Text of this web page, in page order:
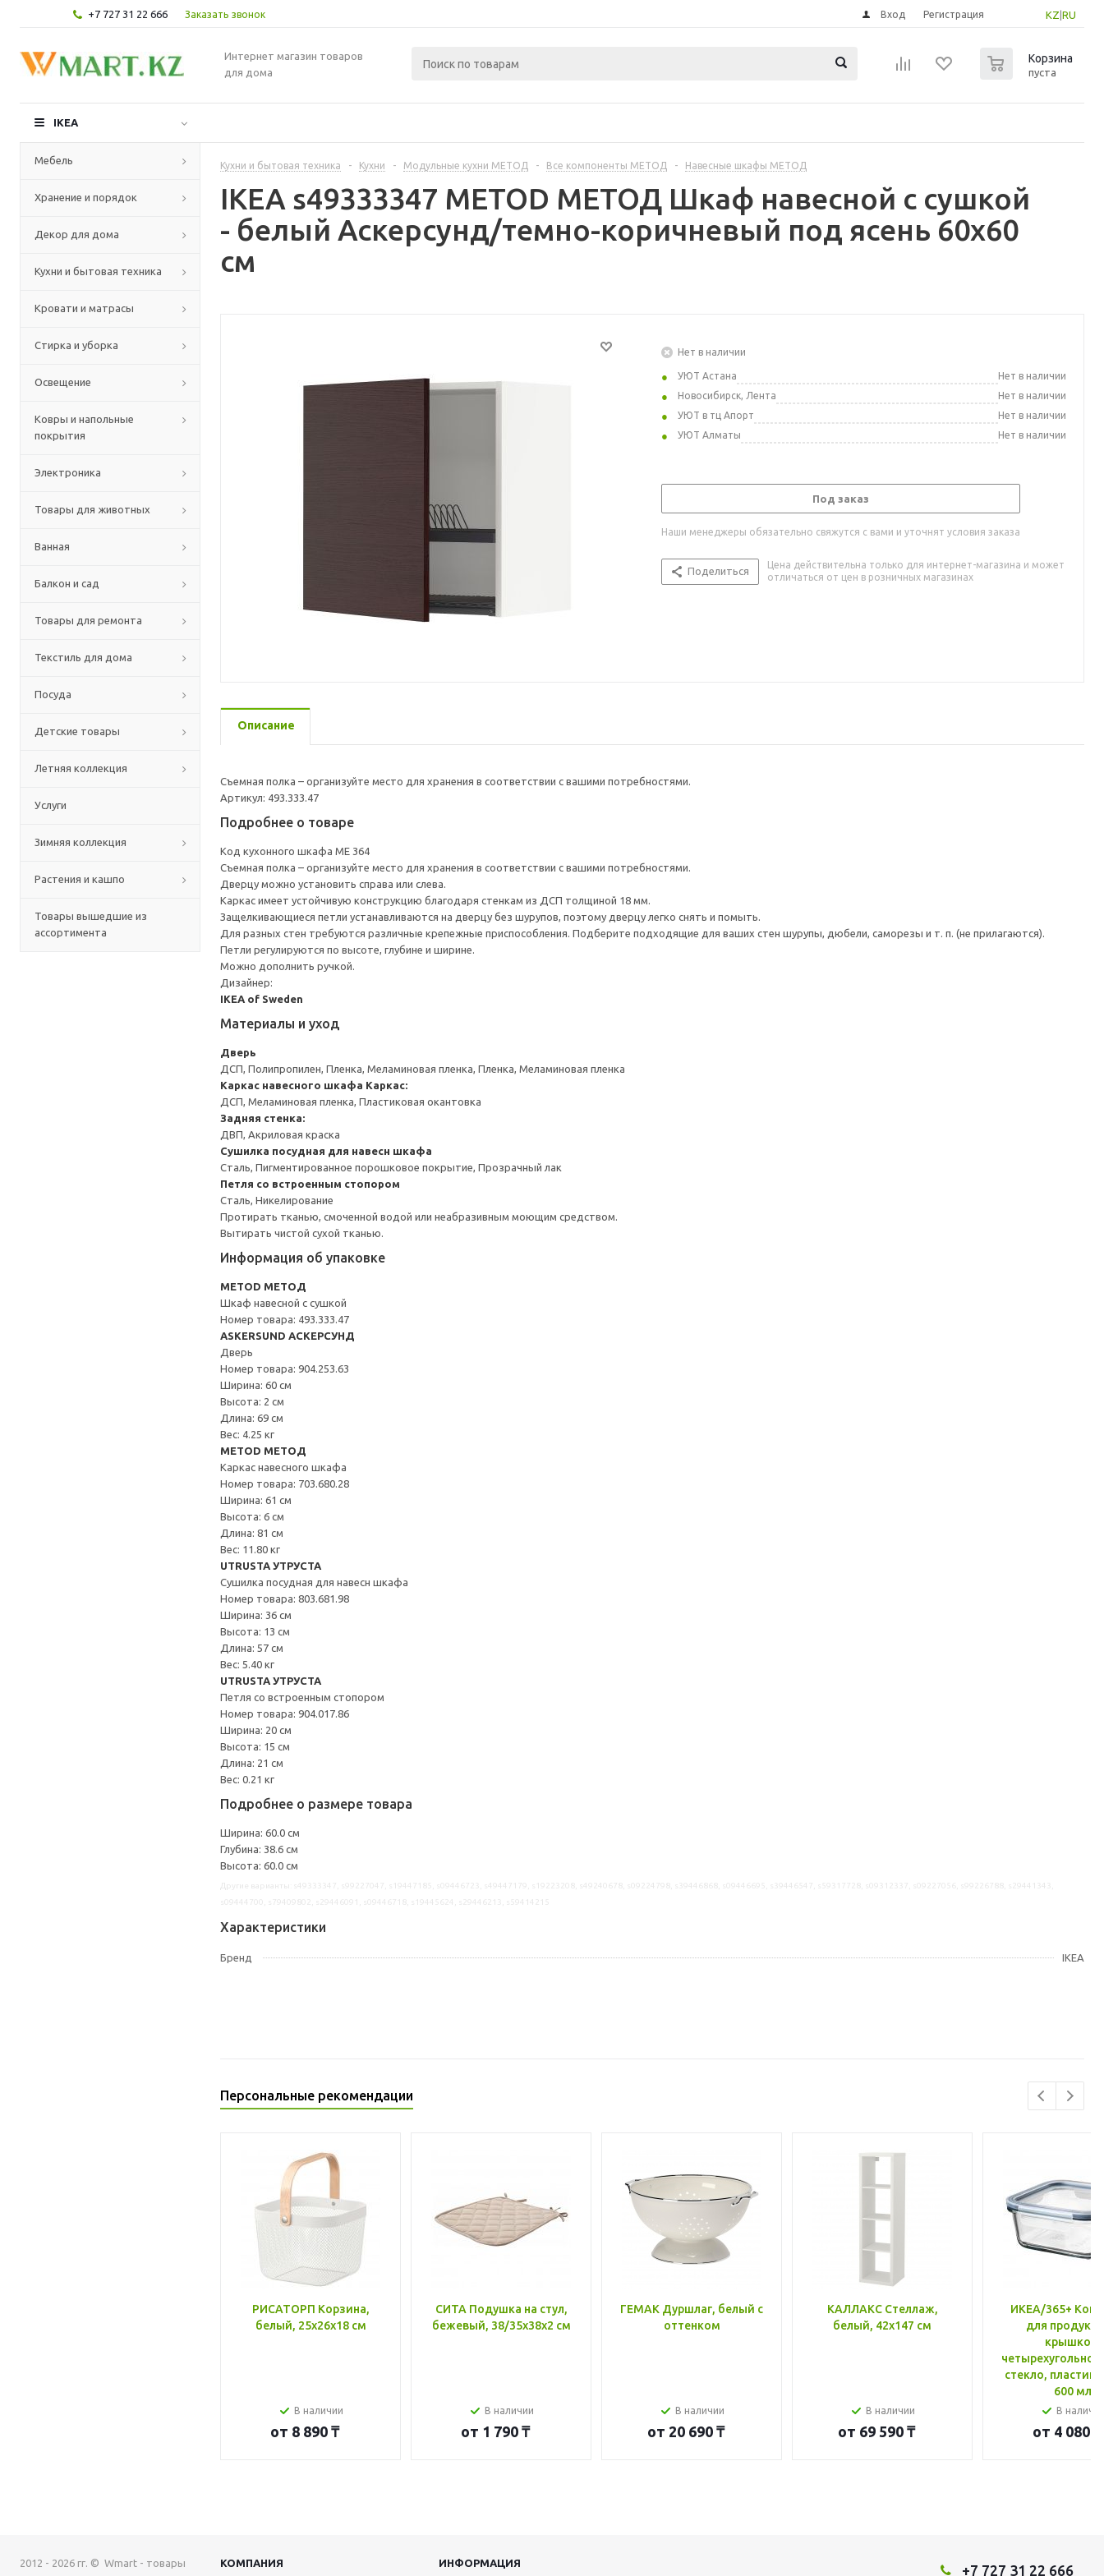
+7 727 31 22 666 Заказать звонок KZ RU
Вход Регистрация
Интернет магазин товаров
для дома
Корзина
пуста
IKEA
Мебель
Хранение и порядок
Декор для дома
Кухни и бытовая техника
Кровати и матрасы
Стирка и уборка
Освещение
Ковры и напольные
покрытия
Электроника
Товары для животных
Ванная
Балкон и сад
Товары для ремонта
Текстиль для дома
Посуда
Детские товары
Летняя коллекция
Услуги
Зимняя коллекция
Растения и кашпо
Товары вышедшие из
ассортимента
Кухни и бытовая техника - Кухни - Модульные кухни МЕТОД - Все компоненты МЕТОД - Навесные шкафы МЕТОД
IKEA s49333347 METOD МЕТОД Шкаф навесной с сушкой
- белый Аскерсунд/темно-коричневый под ясень 60x60
см
Нет в наличии
УЮТ Астана
Нет в наличии
Новосибирск, Лента
Нет в наличии
УЮТ в тц Апорт
Нет в наличии
УЮТ Алматы
Нет в наличии
Под заказ
Наши менеджеры обязательно свяжутся с вами и уточнят условия заказа
Поделиться
Цена действительна только для интернет-магазина и может
отличаться от цен в розничных магазинах
Описание
Съемная полка – организуйте место для хранения в соответствии с вашими потребностями.
Артикул: 493.333.47
Подробнее о товаре
Код кухонного шкафа ME 364
Съемная полка – организуйте место для хранения в соответствии с вашими потребностями.
Дверцу можно установить справа или слева.
Каркас имеет устойчивую конструкцию благодаря стенкам из ДСП толщиной 18 мм.
Защелкивающиеся петли устанавливаются на дверцу без шурупов, поэтому дверцу легко снять и помыть.
Для разных стен требуются различные крепежные приспособления. Подберите подходящие для ваших стен шурупы, дюбели, саморезы и т. п. (не прилагаются).
Петли регулируются по высоте, глубине и ширине.
Можно дополнить ручкой.
Дизайнер:
IKEA of Sweden
Материалы и уход
Дверь
ДСП, Полипропилен, Пленка, Меламиновая пленка, Пленка, Меламиновая пленка
Каркас навесного шкафа Каркас:
ДСП, Меламиновая пленка, Пластиковая окантовка
Задняя стенка:
ДВП, Акриловая краска
Сушилка посудная для навесн шкафа
Сталь, Пигментированное порошковое покрытие, Прозрачный лак
Петля со встроенным стопором
Сталь, Никелирование
Протирать тканью, смоченной водой или неабразивным моющим средством.
Вытирать чистой сухой тканью.
Информация об упаковке
METOD МЕТОД
Шкаф навесной с сушкой
Номер товара: 493.333.47
ASKERSUND АСКЕРСУНД
Дверь
Номер товара: 904.253.63
Ширина: 60 см
Высота: 2 см
Длина: 69 см
Вес: 4.25 кг
METOD МЕТОД
Каркас навесного шкафа
Номер товара: 703.680.28
Ширина: 61 см
Высота: 6 см
Длина: 81 см
Вес: 11.80 кг
UTRUSTA УТРУСТА
Сушилка посудная для навесн шкафа
Номер товара: 803.681.98
Ширина: 36 см
Высота: 13 см
Длина: 57 см
Вес: 5.40 кг
UTRUSTA УТРУСТА
Петля со встроенным стопором
Номер товара: 904.017.86
Ширина: 20 см
Высота: 15 см
Длина: 21 см
Вес: 0.21 кг
Подробнее о размере товара
Ширина: 60.0 см
Глубина: 38.6 см
Высота: 60.0 см
Характеристики
Бренд IKEA
Персональные рекомендации
РИСАТОРП Корзина,
белый, 25x26x18 см
В наличии
от 8 890 ₸
СИТА Подушка на стул,
бежевый, 38/35x38x2 см
В наличии
от 1 790 ₸
ГЕМАК Дуршлаг, белый с
оттенком
В наличии
от 20 690 ₸
КАЛЛАКС Стеллаж,
белый, 42x147 см
В наличии
от 69 590 ₸
ИКЕА/365+
для
крышкой,
стекло, пластик
600 мл
В
от 4 080 ₸
2012 - 2026 гг. © Wmart - товары
КОМПАНИЯ ИНФОРМАЦИЯ +7 727 31 22 666